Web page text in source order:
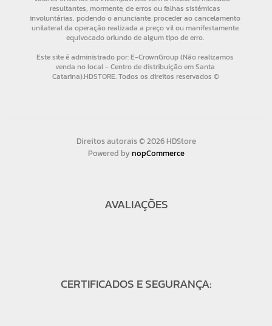
Direitos autorais © 2026 HDStore
Powered bynopCommerce
AVALIAÇÕES
CERTIFICADOS E SEGURANÇA: